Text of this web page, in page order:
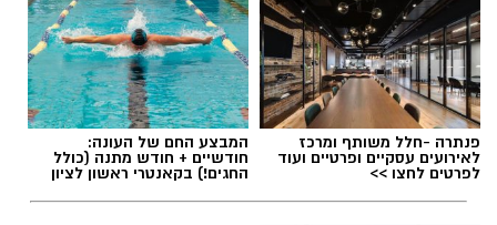
פנתרה -חלל משותף ומרכז
לאירועים עסקיים ופרטיים ועוד
לפרטים לחצו >>
המבצע החם של העונה:
חודשיים + חודש מתנה (כולל
החגים!) בקאנטרי ראשון לציון